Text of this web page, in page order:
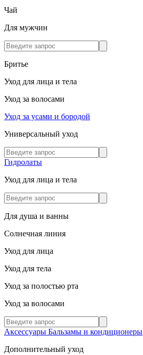
Чай
Для мужчин
Бритье
Уход для лица и тела
Уход за волосами
Уход за усами и бородой
Универсальный уход
Гидролаты
Уход для лица и тела
Для душа и ванны
Солнечная линия
Уход для лица
Уход для тела
Уход за полостью рта
Уход за волосами
Аксессуары Бальзамы и кондиционеры
Дополнительный уход